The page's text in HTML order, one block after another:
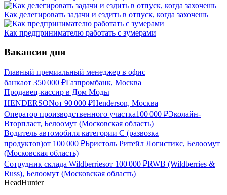
Как делегировать задачи и ездить в отпуск, когда захочешь
Как предпринимателю работать с зумерами
Вакансии дня
Главный премиальный менеджер в офис
банкаот 350 000 ₽Газпромбанк, Москва
Продавец-кассир в Дом Моды
HENDERSONот 90 000 ₽Henderson, Москва
Оператор производственного участка100 000 ₽Эколайн-
Вторпласт, Белоомут (Московская область)
Водитель автомобиля категории C (развозка
продуктов)от 100 000 ₽Бристоль Ритейл Логистикс, Белоомут
(Московская область)
Сотрудник склада Wildberriesот 100 000 ₽RWB (Wildberries &
Russ), Белоомут (Московская область)
HeadHunter